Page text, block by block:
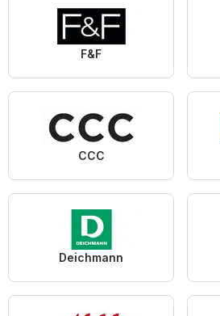
F&F
CCC
Deichmann